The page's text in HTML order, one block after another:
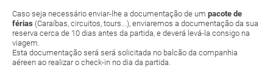
Caso seja necessário enviar-lhe a documentação de um pacote de
férias (Caraíbas, circuitos, tours...), enviaremos a documentação da sua
reserva cerca de 10 dias antes da partida, e deverá levá-la consigo na
viagem.
Esta documentação será será solicitada no balcão da companhia
aéreen ao realizar o check-in no dia da partida.